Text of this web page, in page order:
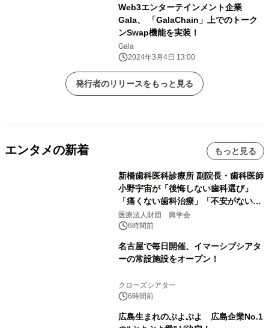
Web3エンターテインメント企業
Gala、 「GalaChain」上でのトーク
ンSwap機能を実装！
Gala
2024年3月4日 13:00
発行者のリリースをもっと見る
エンタメの新着 もっと見る
新橋歯科医科診療所 副院長・歯科医師
小野宇宙が「後悔しない歯科選び」
「痛くない歯科治療」「不安がない治
療計画」をテーマに専門監修
医療法人財団 興学会
6時間前
名古屋で毎日開催、イマーシブシアタ
ーの常設施設をオープン！
クローズシアター
6時間前
広島生まれのぷよぷよ 広島企業No.1